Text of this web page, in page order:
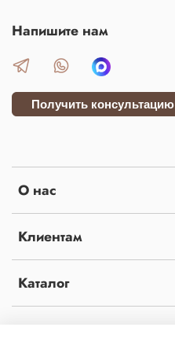
О нас
Клиентам
Каталог
Напишите нам
Получить консультацию